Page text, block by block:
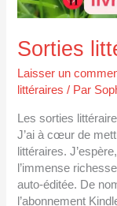
Sorties
Laisser un
littéraires / Par
Les sorties
J’ai à cœur de
littéraires.
l’immense
auto-éditée. De
l’abonnement